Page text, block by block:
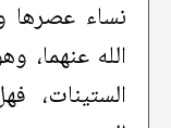
نساء عصرها
الله عنهما،
الستينات،